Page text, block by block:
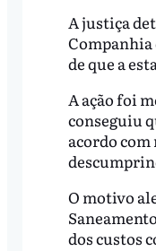
A justiça
Companhia
de que a
A ação foi
conseguiu
acordo
O motivo
dos custos